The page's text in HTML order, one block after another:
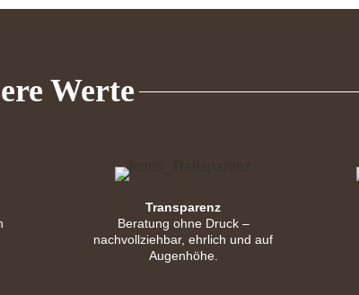
Werte
Transparenz
Beratung ohne Druck –
nachvollziehbar, ehrlich und auf
Augenhöhe.